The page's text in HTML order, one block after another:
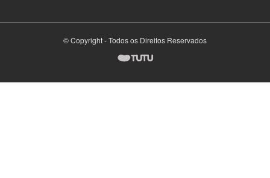
© Copyright - Todos os Direitos Reservados